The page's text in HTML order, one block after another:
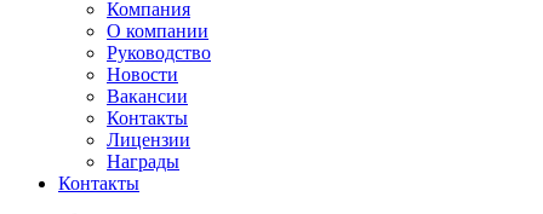
Компания
О компании
Руководство
Новости
Вакансии
Контакты
Лицензии
Награды
Контакты